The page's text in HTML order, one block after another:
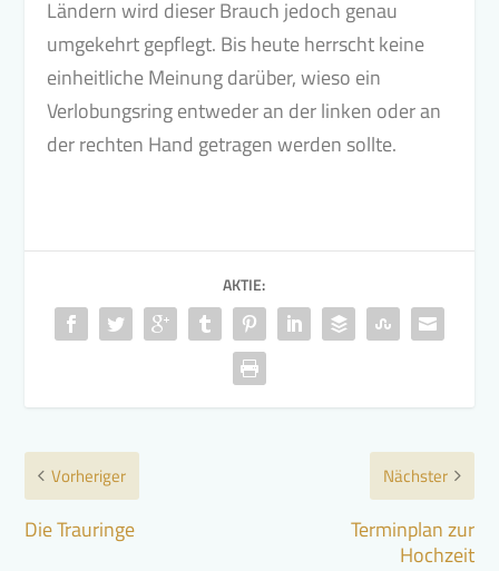
Ländern wird dieser Brauch jedoch genau
umgekehrt gepflegt. Bis heute herrscht keine
einheitliche Meinung darüber, wieso ein
Verlobungsring entweder an der linken oder an
der rechten Hand getragen werden sollte.
AKTIE:
Vorheriger
Die Trauringe
Nächster
Terminplan zur
Hochzeit